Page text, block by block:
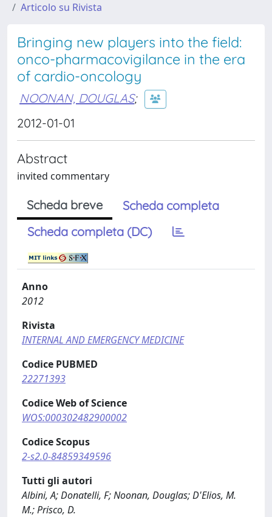
Articolo su Rivista
Bringing new players into the field:
onco-pharmacovigilance in the era
of cardio-oncology
NOONAN, DOUGLAS;
2012-01-01
Abstract
invited commentary
Scheda breve
Scheda completa
Scheda completa (DC)
Anno
2012
Rivista
INTERNAL AND EMERGENCY MEDICINE
Codice PUBMED
22271393
Codice Web of Science
WOS:000302482900002
Codice Scopus
2-s2.0-84859349596
Tutti gli autori
Albini, A; Donatelli, F; Noonan, Douglas; D'Elios, M.
M.; Prisco, D.